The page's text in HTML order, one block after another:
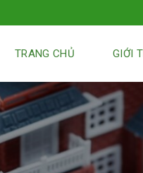
TRANG CHỦ GIỚI